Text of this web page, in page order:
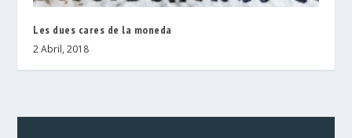
Les dues cares de la moneda
2 Abril, 2018